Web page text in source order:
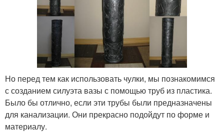
Но перед тем как использовать чулки, мы познакомимся
с созданием силуэта вазы с помощью труб из пластика.
Было бы отлично, если эти трубы были предназначены
для канализации. Они прекрасно подойдут по форме и
материалу.